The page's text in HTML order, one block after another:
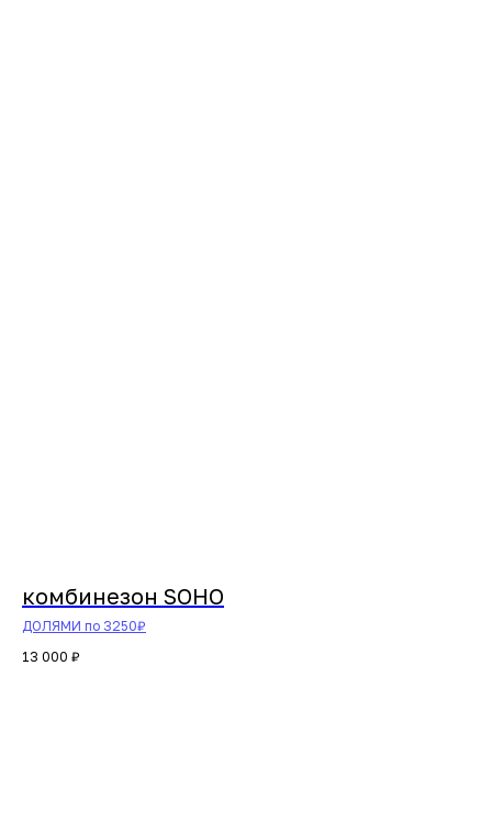
комбинезон SOHO
ДОЛЯМИ по 3250₽
13 000 ₽